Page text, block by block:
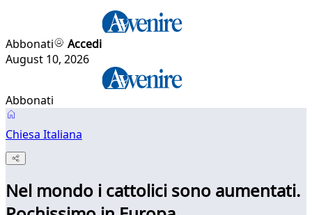
Abbonati
Accedi
August 10, 2026
Abbonati
Chiesa Italiana
Nel mondo i cattolici sono aumentati.